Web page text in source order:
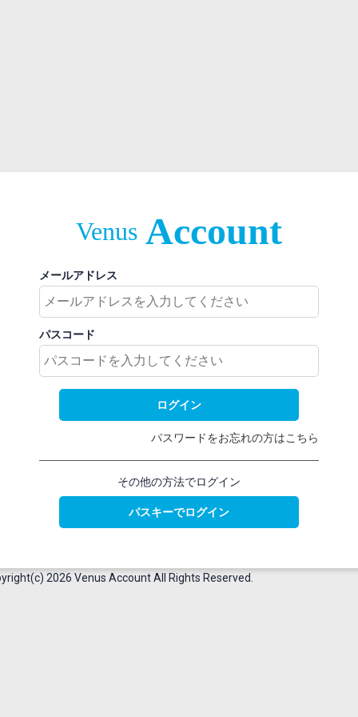
Venus Account
メールアドレス
パスコード
パスワードをお忘れの方はこちら
その他の方法でログイン
2026 Venus Account All Rights Reserved.